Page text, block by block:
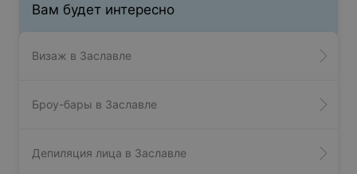
Вам будет интересно
Визаж в Заславле
Броу-бары в Заславле
Депиляция лица в Заславле